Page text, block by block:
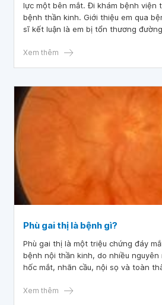
lực một bên mắt. Đi khám bệnh viện
bệnh thần kinh. Giới thiệu em qua
sĩ kết luận là em bị tổn thương
thương đường truyền thị giác mắt trái
Xem thêm
Phù gai thị là bệnh gì?
Phù gai thị là một triệu chứng đáy
bệnh nội thần kinh, do nhiều
hốc mắt, nhãn cầu, nội sọ và toàn
Xem thêm